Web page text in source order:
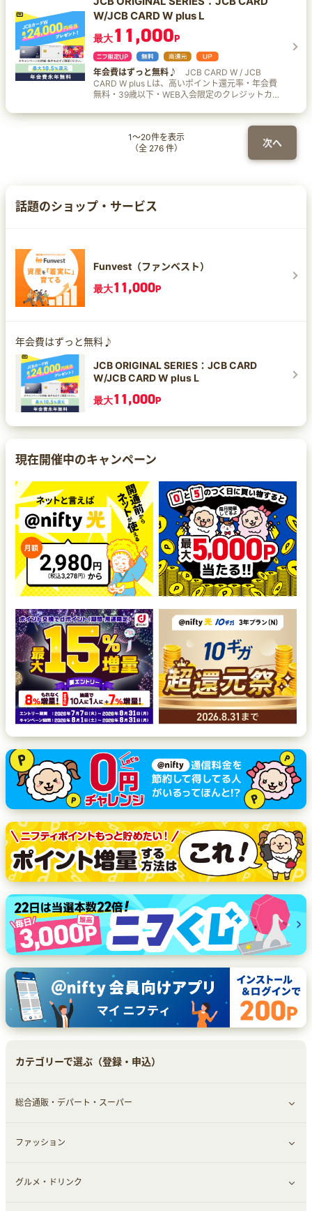
を、Vポイントへと交換いただくことで付与されま
す。 ※7 2025年4月1日ご利用分より、セブン‐イレ
ブンでのタバコご購入分のうち、本サービスによ
る追加の特典（＋9.25%）は付与されません。 ※8
本サービスや10％還元の条件・詳細は、必ず三井
住友カード公式HPをご確認ください。
り、低コストでFXを始められると評判だ。
iPhoneやAndroid、携帯アプリで＜いつでもどこ
でも＞取り引きができ、平日24時間は電話やメー
ルでの問い合わせに対応しているので安心。ま
た、即日出金OKなどの手厚いサポート体制も心強
い。
W/JCB CARD W plus L
最大11,000P
年会費はずっと無料♪
JCB CARD W / JCB
CARD W plus Lは、高いポイント還元率・年会費
無料・39歳以下・WEB入会限定のクレジットカー
1～20件を表示
（全 276件） 次へ
話題のショップ・サービス
Funvest（ファンベスト）
最大11,000P
年会費はずっと無料♪
JCB ORIGINAL SERIES：JCB CARD
W/JCB CARD W plus L
最大11,000P
現在開催中のキャンペーン
カテゴリーで選ぶ（登録・申込）
総合通販・デパート・スーパー
すべて見る
総合通販
ファッション
すべて見る
グルメ・ドリンク